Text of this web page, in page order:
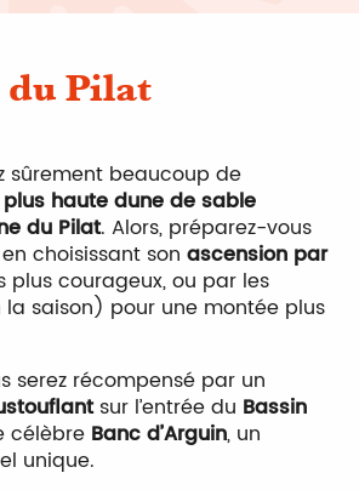
du Pilat
sûrement beaucoup de
plus haute dune de sable
du Pilat. Alors, préparez-vous
choisissant son ascension par
plus courageux, ou par les
la saison) pour une montée plus
serez récompensé par un
sur l’entrée du Bassin
célèbre Banc d’Arguin, un
unique.